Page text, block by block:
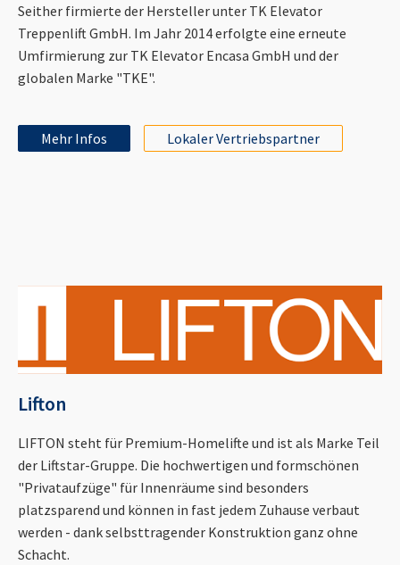
Seither firmierte der Hersteller unter TK Elevator
Treppenlift GmbH. Im Jahr 2014 erfolgte eine erneute
Umfirmierung zur TK Elevator Encasa GmbH und der
globalen Marke "TKE".
Mehr Infos Lokaler Vertriebspartner
Lifton
LIFTON steht für Premium-Homelifte und ist als Marke Teil
der Liftstar-Gruppe. Die hochwertigen und formschönen
"Privataufzüge" für Innenräume sind besonders
platzsparend und können in fast jedem Zuhause verbaut
werden - dank selbsttragender Konstruktion ganz ohne
Schacht.